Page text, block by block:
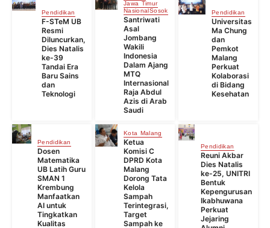
Pendidikan
F-STeM UB
Resmi
Diluncurkan,
Dies Natalis
ke-39
Tandai Era
Baru Sains
dan
Teknologi
Jawa Timur
NasionalSosok
Santriwati
Asal
Jombang
Wakili
Indonesia
Dalam Ajang
MTQ
Internasional
Raja Abdul
Azis di Arab
Saudi
Pendidikan
Universitas
Ma Chung
dan
Pemkot
Malang
Perkuat
Kolaborasi
di Bidang
Kesehatan
Pendidikan
Dosen
Matematika
UB Latih Guru
SMAN 1
Krembung
Manfaatkan
AI untuk
Tingkatkan
Kualitas
Kota Malang
Ketua
Komisi C
DPRD Kota
Malang
Dorong Tata
Kelola
Sampah
Terintegrasi,
Target
Sampah ke
Pendidikan
Reuni Akbar
Dies Natalis
ke-25, UNITRI
Bentuk
Kepengurusan
Ikabhuwana
Perkuat
Jejaring